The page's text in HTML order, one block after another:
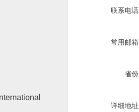
联系电
常用邮
省
详细地